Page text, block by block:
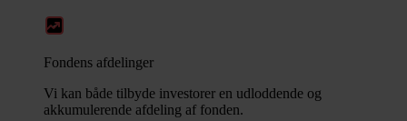
Fondens afdelinger
Vi kan både tilbyde investorer en udloddende og
akkumulerende afdeling af fonden.